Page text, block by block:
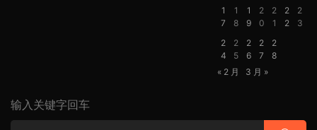
1
7
1
8
1
9
2
0
2
1
2
2
2
3
2
4
2
5
2
6
2
7
2
8
« 2 月
3 月 »
输入关键字回车